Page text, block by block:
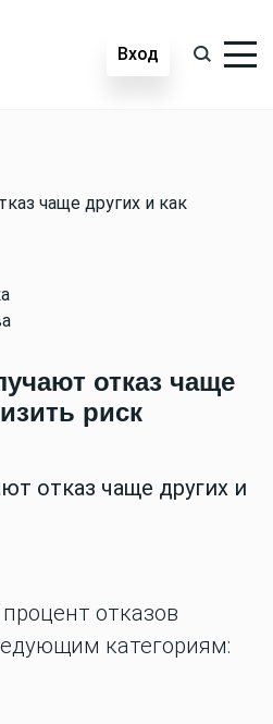
Вход
чаще других и как
отказ чаще
риск
отказ чаще других и
отказов
категориям: